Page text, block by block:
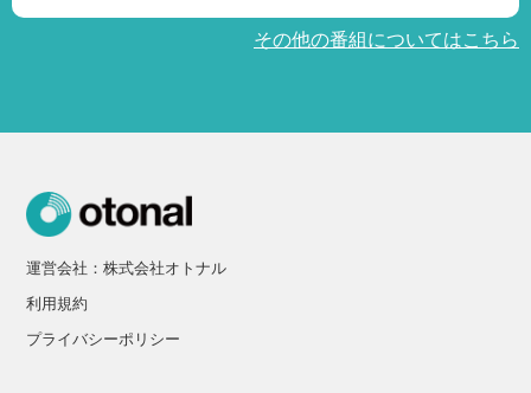
その他の番組についてはこちら
運営会社：株式会社オトナル
利用規約
プライバシーポリシー